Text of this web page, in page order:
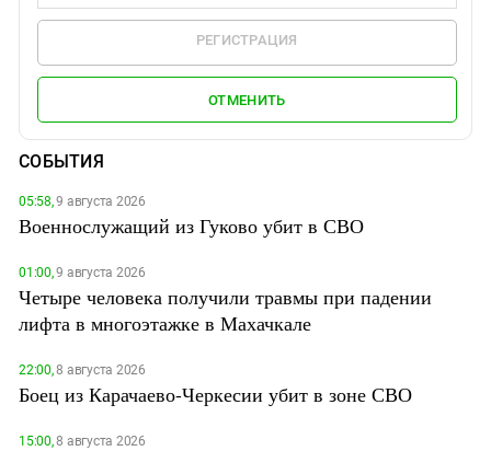
РЕГИСТРАЦИЯ
ОТМЕНИТЬ
СОБЫТИЯ
05:58,9 августа 2026
Военнослужащий из Гуково убит в СВО
01:00,9 августа 2026
Четыре человека получили травмы при падении
лифта в многоэтажке в Махачкале
22:00,8 августа 2026
Боец из Карачаево-Черкесии убит в зоне СВО
15:00,8 августа 2026